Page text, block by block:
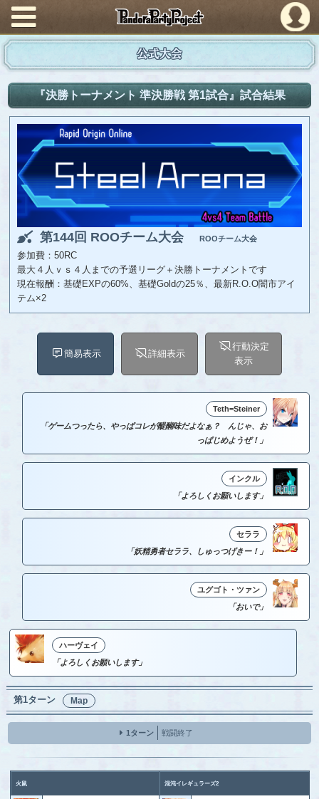
PandoraPartyProject
公式大会
『決勝トーナメント 準決勝戦 第1試合』試合結果
第144回 ROOチーム大会 ROOチーム大会
参加費：50RC
最大４人ｖｓ４人までの予選リーグ＋決勝トーナメントです
現在報酬：基礎EXPの60%、基礎Goldの25％、最新R.O.O闇市アイ
テム×2
簡易表示 詳細表示
行動決定
表示
Teth=Steiner
「ゲームつったら、やっぱコレが醍醐味だよなぁ？ んじゃ、お
っぱじめようぜ！」
インクル
「よろしくお願いします」
セララ
「妖精勇者セララ、しゅっつげきー！」
ユグゴト・ツァン
「おいで」
ハーヴェイ
「よろしくお願いします」
第1ターン Map
1ターン 戦闘終了
火鼠 混沌イレギュラーズ2